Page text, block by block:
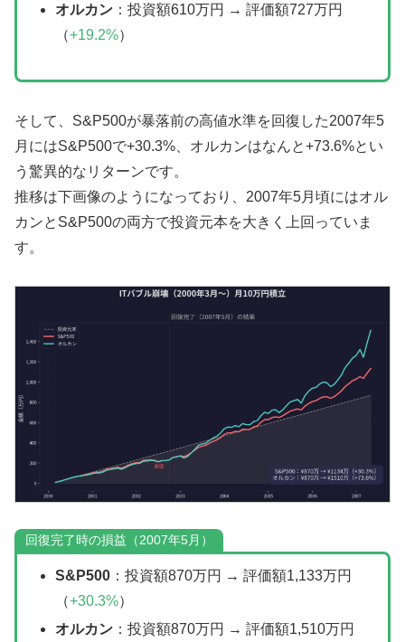
オルカン：投資額610万円 → 評価額727万円
（+19.2%）
そして、S&P500が暴落前の高値水準を回復した2007年5
月にはS&P500で+30.3%、オルカンはなんと+73.6%とい
う驚異的なリターンです。
推移は下画像のようになっており、2007年5月頃にはオル
カンとS&P500の両方で投資元本を大きく上回っていま
す。
回復完了時の損益（2007年5月）
S&P500：投資額870万円 → 評価額1,133万円
（+30.3%）
オルカン：投資額870万円 → 評価額1,510万円